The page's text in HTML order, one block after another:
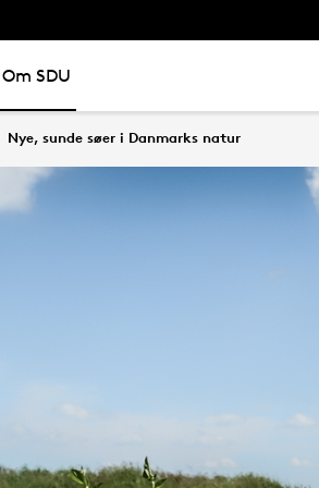
Om SDU
Nye, sunde søer i Danmarks natur